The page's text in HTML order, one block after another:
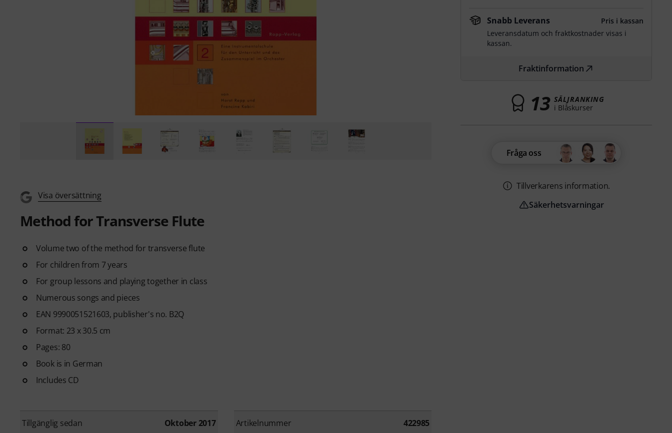
Visa översättning
Method for Transverse Flute
Volume two of the method for transverse flute
For children from 7 years
For group lessons and playing together in class
Numerous songs and pieces
EAN 9990051521603, publisher's no. B2Q
Format: 23 x 30.5 cm
Pages: 80
Book is in German
Includes CD
Tillgänglig sedan Oktober 2017 Artikelnummer 422985
Snabb Leverans
Pris i kassan
Leveransdatum och fraktkostnader visas i
kassan.
Fraktinformation
13 SÄLJRANKING
i Blåskurser
Fråga oss
Tillverkarens information.
Säkerhetsvarningar